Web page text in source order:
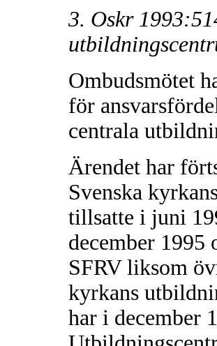
3. Oskr
Ombudsmötet
för
centrala
Ärendet har
Svenska
tillsatte i juni
december
SFRV liksom
kyrkans
har i december